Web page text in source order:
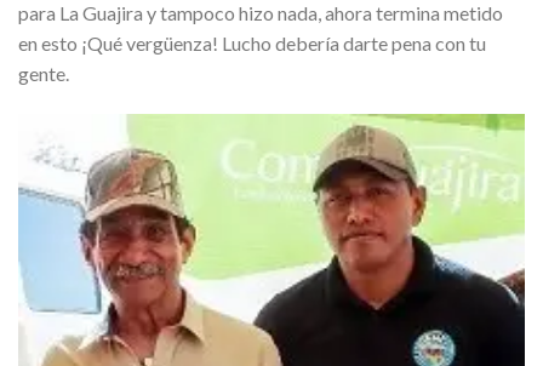
para La Guajira y tampoco hizo nada, ahora termina metido
en esto ¡Qué vergüenza! Lucho debería darte pena con tu
gente.